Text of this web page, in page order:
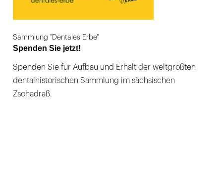
Sammlung "Dentales Erbe"
Spenden Sie jetzt!
Spenden Sie für Aufbau und Erhalt der weltgrößten
dentalhistorischen Sammlung im sächsischen
Zschadraß.